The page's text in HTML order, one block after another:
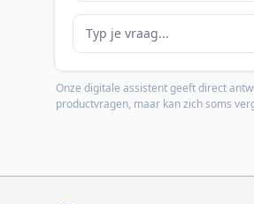
Je vraag
Onze digitale assistent geeft direct
productvragen, maar kan zich soms